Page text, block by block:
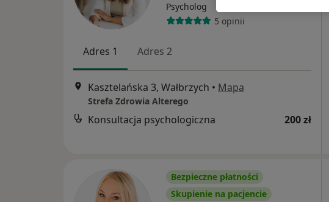
Psycholog
5 opinii
Adres 1 Adres 2
Kasztelańska 3, Wałbrzych • Mapa
Strefa Zdrowia Alterego
Konsultacja psychologiczna 200 zł
Bezpieczne płatności
Skupienie na pacjencie